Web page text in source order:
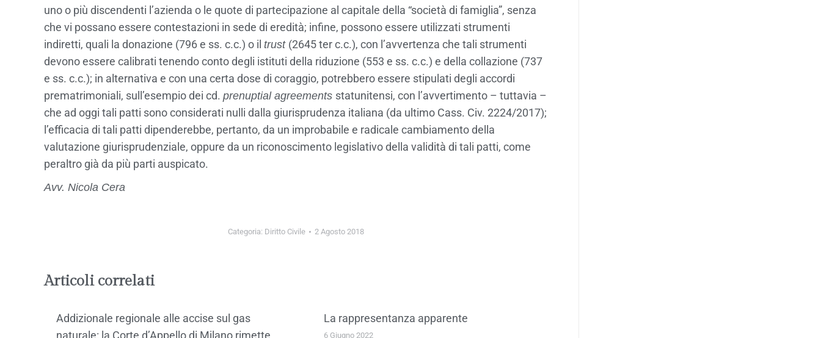
uno o più discendenti l’azienda o le quote di partecipazione al capitale della “società di famiglia”, senza
che vi possano essere contestazioni in sede di eredità; infine, possono essere utilizzati strumenti
indiretti, quali la donazione (796 e ss. c.c.) o il trust (2645 ter c.c.), con l’avvertenza che tali strumenti
devono essere calibrati tenendo conto degli istituti della riduzione (553 e ss. c.c.) e della collazione (737
e ss. c.c.); in alternativa e con una certa dose di coraggio, potrebbero essere stipulati degli accordi
prematrimoniali, sull’esempio dei cd. prenuptial agreements statunitensi, con l’avvertimento – tuttavia –
che ad oggi tali patti sono considerati nulli dalla giurisprudenza italiana (da ultimo Cass. Civ. 2224/2017);
l’efficacia di tali patti dipenderebbe, pertanto, da un improbabile e radicale cambiamento della
valutazione giurisprudenziale, oppure da un riconoscimento legislativo della validità di tali patti, come
peraltro già da più parti auspicato.
Avv. Nicola Cera
Categoria: Diritto Civile 2 Agosto 2018
Articoli correlati
Addizionale regionale alle accise sul gas
naturale: la Corte d’Appello di Milano rimette
La rappresentanza apparente
6 Giugno 2022